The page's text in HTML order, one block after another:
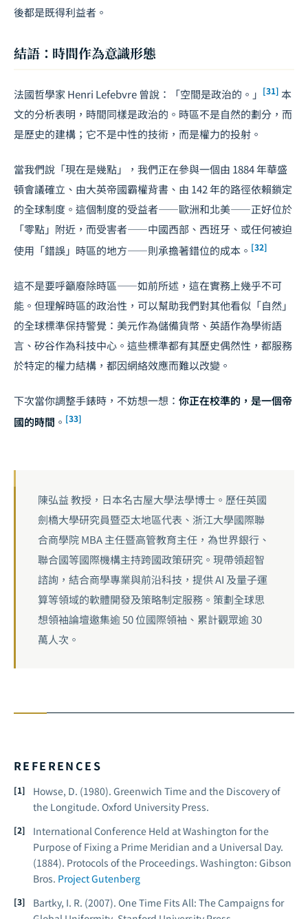
後都是既得利益者。
結語：時間作為意識形態
法國哲學家 Henri Lefebvre 曾說：「空間是政治的。」 [31] 本
文的分析表明，時間同樣是政治的。時區不是自然的劃分，而
是歷史的建構；它不是中性的技術，而是權力的投射。
當我們說「現在是幾點」，我們正在參與一個由 1884 年華盛
頓會議確立、由大英帝國霸權背書、由 142 年的路徑依賴鎖定
的全球制度。這個制度的受益者——歐洲和北美——正好位於
「零點」附近，而受害者——中國西部、西班牙、或任何被迫
使用「錯誤」時區的地方——則承擔著錯位的成本。 [32]
這不是要呼籲廢除時區——如前所述，這在實務上幾乎不可
能。但理解時區的政治性，可以幫助我們對其他看似「自然」
的全球標準保持警覺：美元作為儲備貨幣、英語作為學術語
言、矽谷作為科技中心。這些標準都有其歷史偶然性，都服務
於特定的權力結構，都因網絡效應而難以改變。
下次當你調整手錶時，不妨想一想： 你正在校準的，是一個帝
國的時間 。 [33]
陳弘益 教授，日本名古屋大學法學博士。歷任英國
劍橋大學研究員暨亞太地區代表、浙江大學國際聯
合商學院 MBA 主任暨高管教育主任，為世界銀行、
聯合國等國際機構主持跨國政策研究。現帶領超智
諮詢，結合商學專業與前沿科技，提供 AI 及量子運
算等領域的軟體開發及策略制定服務。策劃全球思
想領袖論壇邀集逾 50 位國際領袖、累計觀眾逾 30
萬人次。
REFERENCES
Howse, D. (1980). Greenwich Time and the Discovery of
the Longitude. Oxford University Press.
International Conference Held at Washington for the
Purpose of Fixing a Prime Meridian and a Universal Day.
(1884). Protocols of the Proceedings. Washington: Gibson
Bros. Project Gutenberg
Bartky, I. R. (2007). One Time Fits All: The Campaigns for